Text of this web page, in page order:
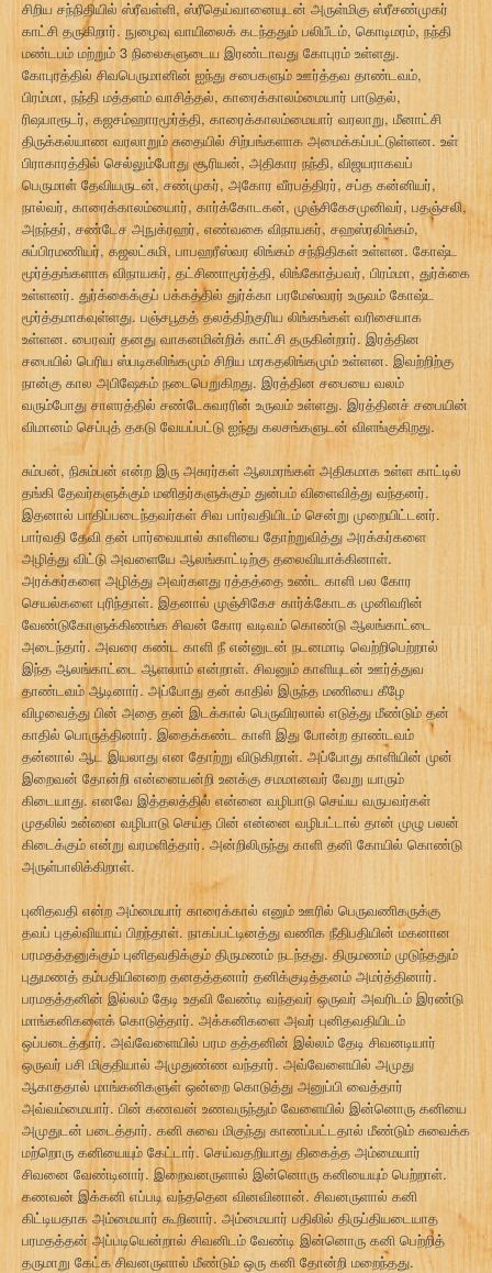
சிறிய சந்நிதியில் ஸ்ரீவள்ளி, ஸ்ரீதெய்வானையுடன் அருள்மிகு ஸ்ரீசண்முகர்
காட்சி தருகிறார். நுழைவு வாயிலைக் கடந்ததும் பலிபீடம், கொடிமரம், நந்தி
மண்டபம் மற்றும் 3 நிலைகளுடைய இரண்டாவது கோபுரம் உள்ளது.
கோபுரத்தில் சிவபெருமானின் ஐந்து சபைகளும் ஊர்த்தவ தாண்டவம்,
பிரம்மா, நந்தி மத்தளம் வாசித்தல், காரைக்காலம்மையார் பாடுதல்,
ரிஷபாரூடர், கஜசம்ஹாரமூர்த்தி, காரைக்காலம்மையார் வரலாறு, மீனாட்சி
திருக்கல்யாண வரலாறும் சுதையில் சிற்பங்களாக அமைக்கப்பட்டுள்ளன. உள்
பிராகாரத்தில் செல்லும்போது சூரியன், அதிகார நந்தி, விஜயராகவப்
பெருமாள் தேவியருடன், சண்முகர், அகோர வீரபத்திரர், சப்த கன்னியர்,
நால்வர், காரைக்காலம்யைார், கார்க்கோடகன், முஞ்சிகேசமுனிவர், பதஞ்சலி,
அநந்தர், சண்டேச அநுக்ரஹர், எண்வகை விநாயகர், சஹஸ்ரலிங்கம்,
சுப்பிரமணியர், கஜலட்சுமி, பாபஹரீஸ்வர லிங்கம் சந்நிதிகள் உள்ளன. கோஷ்ட
மூர்த்தங்களாக விநாயகர், தட்சிணாமூர்த்தி, லிங்கோத்பவர், பிரம்மா, துர்க்கை
உள்ளனர். துர்க்கைக்குப் பக்கத்தில் துர்க்கா பரமேஸ்வரர் உருவம் கோஷ்ட
மூர்த்தமாகவுள்ளது. பஞ்சபூதத் தலத்திற்குரிய லிங்கங்கள் வரிசையாக
உள்ளன. பைரவர் தனது வாகனமின்றிக் காட்சி தருகின்றார். இரத்தின
சபையில் பெரிய ஸ்படிகலிங்கமும் சிறிய மரகதலிங்கமும் உள்ளன. இவற்றிற்கு
நான்கு கால அபிஷேகம் நடைபெறுகிறது. இரத்தின சபையை வலம்
வரும்போது சாளரத்தில் சண்டேசுவரரின் உருவம் உள்ளது. இரத்தினச் சபையின்
விமானம் செப்புத் தகடு வேயப்பட்டு ஐந்து கலசங்களுடன் விளங்குகிறது.
சும்பன், நிசும்பன் என்ற இரு அசுரர்கள் ஆலமரங்கள் அதிகமாக உள்ள காட்டில்
தங்கி தேவர்களுக்கும் மனிதர்களுக்கும் துன்பம் விளைவித்து வந்தனர்.
இதனால் பாதிப்படைந்தவர்கள் சிவ பார்வதியிடம் சென்று முறையிட்டனர்.
பார்வதி தேவி தன் பார்வையால் காளியை தோற்றுவித்து அரக்கர்களை
அழித்து விட்டு அவளையே ஆலங்காட்டிற்கு தலைவியாக்கினாள்.
அரக்கர்களை அழித்து அவர்களது ரத்தத்தை உண்ட காளி பல கோர
செயல்களை புரிந்தாள். இதனால் முஞ்சிகேச கார்க்கோடக முனிவரின்
வேண்டுகோளுக்கிணங்க சிவன் கோர வடிவம் கொண்டு ஆலங்காட்டை
அடைந்தார். அவரை கண்ட காளி நீ என்னுடன் நடனமாடி வெற்றிபெற்றால்
இந்த ஆலங்காட்டை ஆளலாம் என்றாள். சிவனும் காளியுடன் ஊர்த்துவ
தாண்டவம் ஆடினார். அப்போது தன் காதில் இருந்த மணியை கீழே
விழவைத்து பின் அதை தன் இடக்கால் பெருவிரலால் எடுத்து மீண்டும் தன்
காதில் பொருத்தினார். இதைக்கண்ட காளி இது போன்ற தாண்டவம்
தன்னால் ஆட இயலாது என தோற்று விடுகிறாள். அப்போது காளியின் முன்
இறைவன் தோன்றி என்னையன்றி உனக்கு சமமானவர் வேறு யாரும்
கிடையாது. எனவே இத்தலத்தில் என்னை வழிபாடு செய்ய வருபவர்கள்
முதலில் உன்னை வழிபாடு செய்த பின் என்னை வழிபட்டால் தான் முழு பலன்
கிடைக்கும் என்று வரமளித்தார். அன்றிலிருந்து காளி தனி கோயில் கொண்டு
அருள்பாலிக்கிறாள்.
புனிதவதி என்ற அம்மையார் காரைக்கால் எனும் ஊரில் பெருவணிகருக்கு
தவப் புதல்வியாய் பிறந்தாள். நாகப்பட்டினத்து வணிக நீதிபதியின் மகனான
பரமதத்தனுக்கும் புனிதவதிக்கும் திருமணம் நடந்தது. திருமணம் முடுந்ததும்
புதுமணத் தம்பதியினறை தனதத்தனார் தனிக்குடித்தனம் அமர்த்தினார்.
பரமதத்தனின் இல்லம் தேடி உதவி வேண்டி வந்தவர் ஒருவர் அவரிடம் இரண்டு
மாங்கனிகளைக் கொடுத்தார். அக்கனிகளை அவர் புனிதவதியிடம்
ஒப்படைத்தார். அவ்வேளையில் பரம தத்தனின் இல்லம் தேடி சிவனடியார்
ஒருவர் பசி மிகுதியால் அமுதுண்ண வந்தார். அவ்வேளையில் அமுது
ஆகாததால் மாங்கனிகளுள் ஒன்றை கொடுத்து அனுப்பி வைத்தார்
அவ்வம்மையார். பின் கணவன் உணவருந்தும் வேளையில் இன்னொரு கனியை
அமுதுடன் படைத்தார். கனி சுவை மிகுந்து காணப்பட்டதால் மீண்டும் சுவைக்க
மற்றொரு கனியையும் கேட்டார். செய்வதறியாது திகைத்த அம்மையார்
சிவனை வேண்டினார். இறைவனருளால் இன்னொரு கனியையும் பெற்றாள்.
கணவன் இக்கனி எப்படி வந்ததென வினவினான். சிவனருளால் கனி
கிட்டியதாக அம்மையார் கூறினார். அம்மையார் பதிலில் திருப்தியடையாத
பரமதத்தன் அப்படியென்றால் சிவனிடம் வேண்டி இன்னொரு கனி பெற்றித்
தருமாறு கேட்க சிவனருளால் மீண்டும் ஒரு கனி தோன்றி மறைந்தது.